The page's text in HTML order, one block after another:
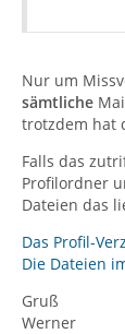
Nur um
sämtliche
trotzdem hat
Falls das
Profilordner
Dateien das
Das Profil-
Die Dateien
Gruß
Werner